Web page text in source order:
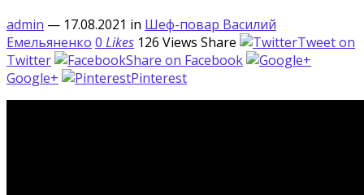
admin — 17.08.2021 in Шеф-повар Василий
Емельяненко 0 Likes 126 Views Share
Tweet on
Twitter
Share on Facebook
Google+
Pinterest